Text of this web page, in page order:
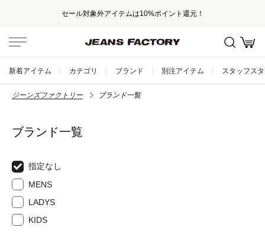
セール対象外アイテムは10%ポイント還元！
新着アイテム カテゴリ ブランド 別注アイテム スタッフス
ジーンズファクトリー ブランド一覧
ブランド一覧
指定なし
MENS
LADYS
KIDS